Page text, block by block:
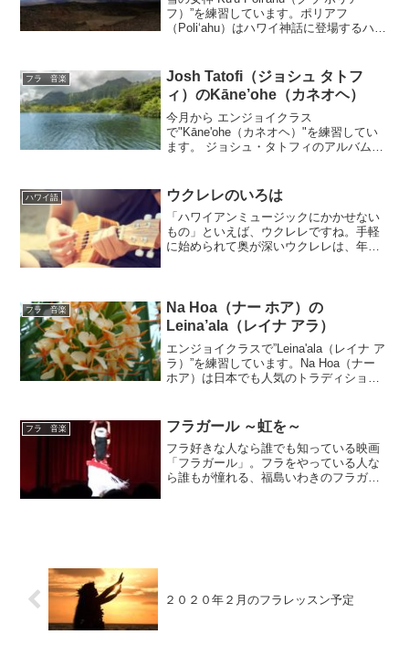
フ）”を練習しています。ポリアフ
（Poliʻahu）はハワイ神話に登場するハワ
む雪の女神です。その山は、冬になると
山頂...
フラ 音楽
Josh Tatofi（ジョシュ タトフ
ィ）のKāne’ohe（カネオヘ）
今月から エンジョイクラス
で"Kāne'ohe（カネオヘ）"を練習してい
ます。 ジョシュ・タトフィのアルバム
が自身が生まれ育ったオアフ島カネオヘ
を...
ハワイ語 ウクレレのいろは
「ハワイアンミュージックにかかせない
もの」といえば、ウクレレですね。手軽
に始められて奥が深いウクレレは、年代
えする説明会を開催します...
フラ 音楽
Na Hoa（ナー ホア）の
Leina’ala（レイナ アラ）
エンジョイクラスで”Leina'ala（レイナ ア
ラ）”を練習しています。Na Hoa（ナー
ホア）は日本でも人気のトラディショナ
歌声が素敵なバンドです。”Lein...
フラ 音楽 フラガール ～虹を～
フラ好きな人なら誰でも知っている映画
「フラガール」。フラをやっている人な
ら誰もが憧れる、福島いわきのフラガー
２０２０年２月のフラレッスン予定